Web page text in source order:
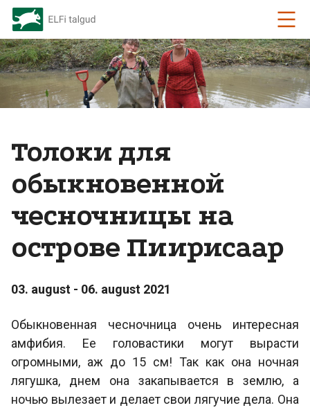
Толоки для
обыкновенной
чесночницы на
острове Пиирисаар
03. august - 06. august 2021
Обыкновенная чесночница очень интересная
амфибия. Ее головастики могут вырасти
огромными, аж до 15 см! Так как она ночная
лягушка, днем она закапывается в землю, а
ночью вылезает и делает свои лягучие дела. Она